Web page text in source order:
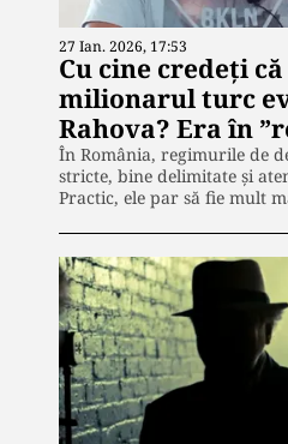
27 Ian. 2026, 17:53
Cu cine credeți
milionarul turc
Rahova? Era în
În România, regimurile de
stricte, bine delimitate și
Practic, ele par să fie mult